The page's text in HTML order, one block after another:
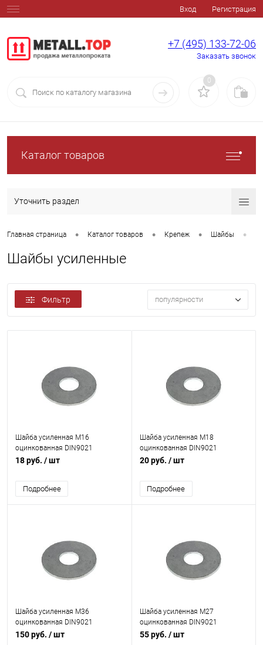
Вход Регистрация
+7 (495) 133-72-06
Заказать звонок
0
Каталог товаров
Уточнить раздел
Главная страница • Каталог товаров • Крепеж • Шайбы •
Шайбы усиленные
Фильтр популярности
Шайба усиленная М16
оцинкованная DIN9021
18 руб. / шт
Подробнее
Шайба усиленная М18
оцинкованная DIN9021
20 руб. / шт
Подробнее
Шайба усиленная М36
оцинкованная DIN9021
(гост6958)
150 руб. / шт
Шайба усиленная М27
оцинкованная DIN9021
55 руб. / шт